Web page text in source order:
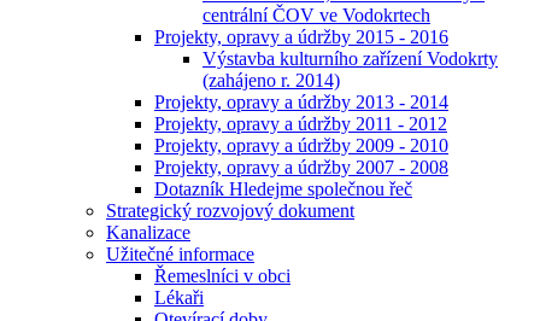
centrální ČOV ve Vodokrtech
Projekty, opravy a údržby 2015 - 2016
Výstavba kulturního zařízení Vodokrty
(zahájeno r. 2014)
Projekty, opravy a údržby 2013 - 2014
Projekty, opravy a údržby 2011 - 2012
Projekty, opravy a údržby 2009 - 2010
Projekty, opravy a údržby 2007 - 2008
Dotazník Hledejme společnou řeč
Strategický rozvojový dokument
Kanalizace
Užitečné informace
Řemeslníci v obci
Lékaři